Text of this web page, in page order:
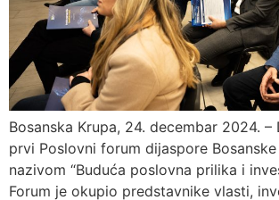
Bosanska Krupa, 24. decembar 2024. –
prvi Poslovni forum dijaspore
nazivom “Buduća poslovna prilika i
Forum je okupio predstavnike vlasti,